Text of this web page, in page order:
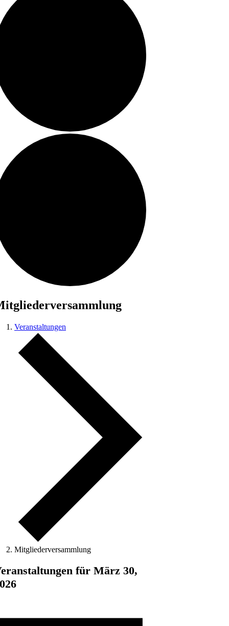
Veranstaltungen
Mitgliederversammlung
für März 30,